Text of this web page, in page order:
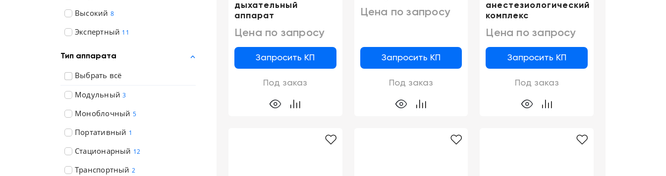
Высокий 8
Экспертный 11
Тип аппарата
Выбрать всё
Модульный 3
Моноблочный 5
Портативный 1
Стационарный 12
Транспортный 2
дыхательный
аппарат
Цена по запросу
Запросить КП
Под заказ
Цена по запросу
Запросить КП
Под заказ
анестезиологический
комплекс
Цена по запросу
Запросить КП
Под заказ